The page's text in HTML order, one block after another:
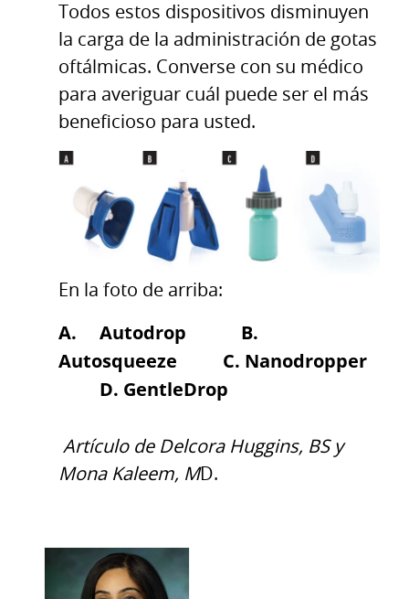
Todos estos dispositivos disminuyen
la carga de la administración de gotas
oftálmicas. Converse con su médico
para averiguar cuál puede ser el más
beneficioso para usted.
En la foto de arriba:
A. Autodrop B.
Autosqueeze C. Nanodropper
D. GentleDrop
Artículo de Delcora Huggins, BS y
Mona Kaleem, MD.